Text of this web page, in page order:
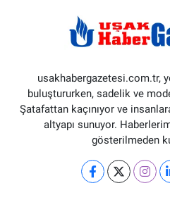
usakhabergazetesi.com.tr,
buluştururken, sadelik ve
Şatafattan kaçınıyor ve
altyapı sunuyor.
gösterilmeden